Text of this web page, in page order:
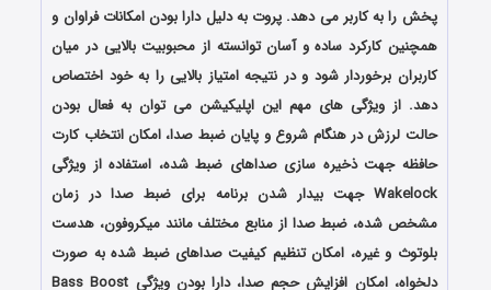
پخش را به کاربر می دهد. پروت به دلیل دارا بودن امکانات فراوان و
همچنین کارکرد ساده و آسان توانسته از محبوبیت بالایی در میان
کاربران برخوردار شود و در نتیجه امتیاز بالایی را به خود اختصاص
دهد. از ویژگی های مهم این اپلیکیشن می توان به فعال بودن
حالت لرزش در هنگام شروع و پایان ضبط صدا، امکان انتخاب کارت
حافظه جهت ذخیره سازی صداهای ضبط شده، استفاده از ویژگی
Wakelock جهت بیدار شدن برنامه برای ضبط صدا در زمان
مشخص شده، ضبط صدا از منابع مختلف مانند میکروفون، هدست
بلوتوث و غیره، امکان تنظیم کیفیت صداهای ضبط شده به صورت
دلخواه، امکان افزایش حجم صدا، دارا بودن ویژگی Bass Boost